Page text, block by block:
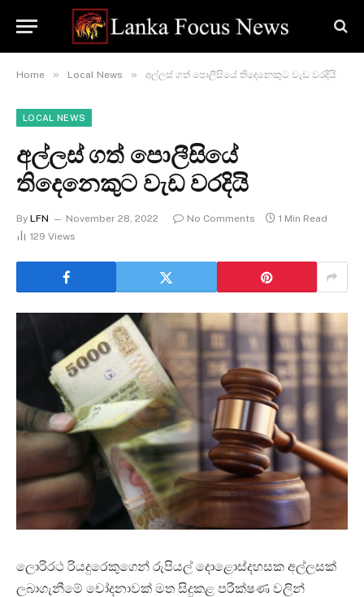
Home » Local News » අල්ලස් ගත් පොලීසියේ තිදෙනෙකුට වැඩ වරදියි
LOCAL NEWS
අල්ලස් ගත් පොලීසියේ
තිදෙනෙකුට වැඩ වරදියි
By LFN November 28, 2022 No Comments
1 Min Read
129 Views
ලොරිරථ රියදුරෙකුගෙන් රුපියල් දොළොස්දහසක අල්ලසක්
ලබාගැනීමේ චෝදනාවක් මත සිදුකළ පරීක්ෂණ වලින්